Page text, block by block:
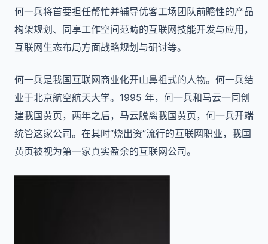
何一兵将首要担任帮忙并辅导优客工场团队前瞻性的产品
构架规划、同享工作空间范畴的互联网技能开发与应用，
互联网生态布局方面战略规划与研讨等。
何一兵是我国互联网商业化开山鼻祖式的人物。何一兵结
业于北京航空航天大学。1995 年，何一兵和马云一同创
建我国黄页，两年之后，马云脱离我国黄页，何一兵开端
统管这家公司。在其时“烧出资”流行的互联网职业，我国
黄页被视为第一家真实盈余的互联网公司。